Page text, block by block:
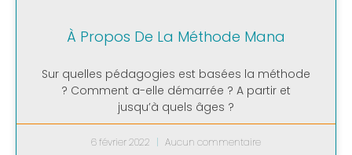
À Propos De La Méthode Mana
Sur quelles pédagogies est basées la méthode
? Comment a-elle démarrée ? A partir et
jusqu’à quels âges ?
6 février 2022 Aucun commentaire